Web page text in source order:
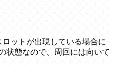
ットが出現している場合に
状態なので、周回には向いて